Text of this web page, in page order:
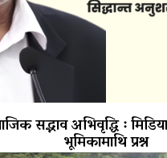
सद्भाव अभिवृद्धि ः
भूमिकामाथि प्रश्न